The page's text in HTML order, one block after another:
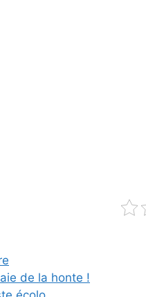
de la honte !